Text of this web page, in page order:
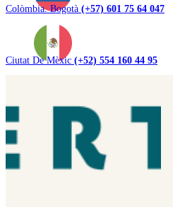
Colòmbia. Bogotà (+57) 601 75 64 047
Ciutat De Mèxic (+52) 554 160 44 95